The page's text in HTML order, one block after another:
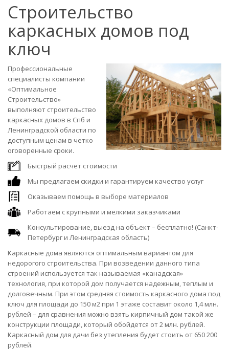
Строительство
каркасных домов под
ключ
Профессиональные
специалисты компании
«Оптимальное
Строительство»
выполняют строительство
каркасных домов в Спб и
Ленинградской области по
доступным ценам в четко
оговоренные сроки.
Быстрый расчет стоимости
Мы предлагаем скидки и гарантируем качество услуг
Оказываем помощь в выборе материалов
Работаем с крупными и мелкими заказчиками
Консультирование, выезд на объект – бесплатно! (Санкт-
Петербург и Ленинградская область)
Каркасные дома являются оптимальным вариантом для
недорогого строительства. При возведении данного типа
строений используется так называемая «канадская»
технология, при которой дом получается надежным, теплым и
долговечным. При этом средняя стоимость каркасного дома под
ключ для площади до 150 м2 при 1 этаже составит около 1,4 млн.
рублей – для сравнения можно взять кирпичный дом такой же
конструкции площади, который обойдется от 2 млн. рублей.
Каркасный дом для дачи без утепления будет стоить от 650 200
рублей.